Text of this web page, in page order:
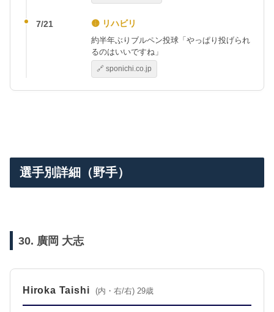
7/21 🟡 リハビリ
約半年ぶりブルペン投球「やっぱり投げられ
るのはいいですね」
🔗 sponichi.co.jp
選手別詳細（野手）
30. 廣岡 大志
Hiroka Taishi (内・右/右) 29歳